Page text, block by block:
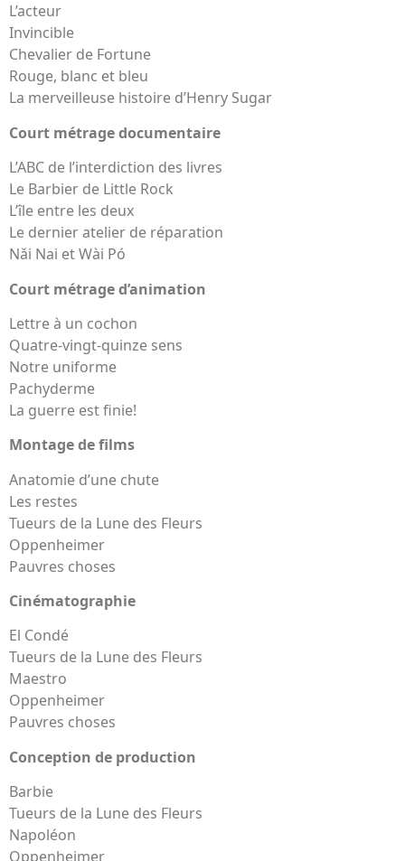
L’acteur
Invincible
Chevalier de Fortune
Rouge, blanc et bleu
La merveilleuse histoire d’Henry Sugar
Court métrage documentaire
L’ABC de l’interdiction des livres
Le Barbier de Little Rock
L’île entre les deux
Le dernier atelier de réparation
Nǎi Nai et Wài Pó
Court métrage d’animation
Lettre à un cochon
Quatre-vingt-quinze sens
Notre uniforme
Pachyderme
La guerre est finie!
Montage de films
Anatomie d’une chute
Les restes
Tueurs de la Lune des Fleurs
Oppenheimer
Pauvres choses
Cinématographie
El Condé
Tueurs de la Lune des Fleurs
Maestro
Oppenheimer
Pauvres choses
Conception de production
Barbie
Tueurs de la Lune des Fleurs
Napoléon
Oppenheimer